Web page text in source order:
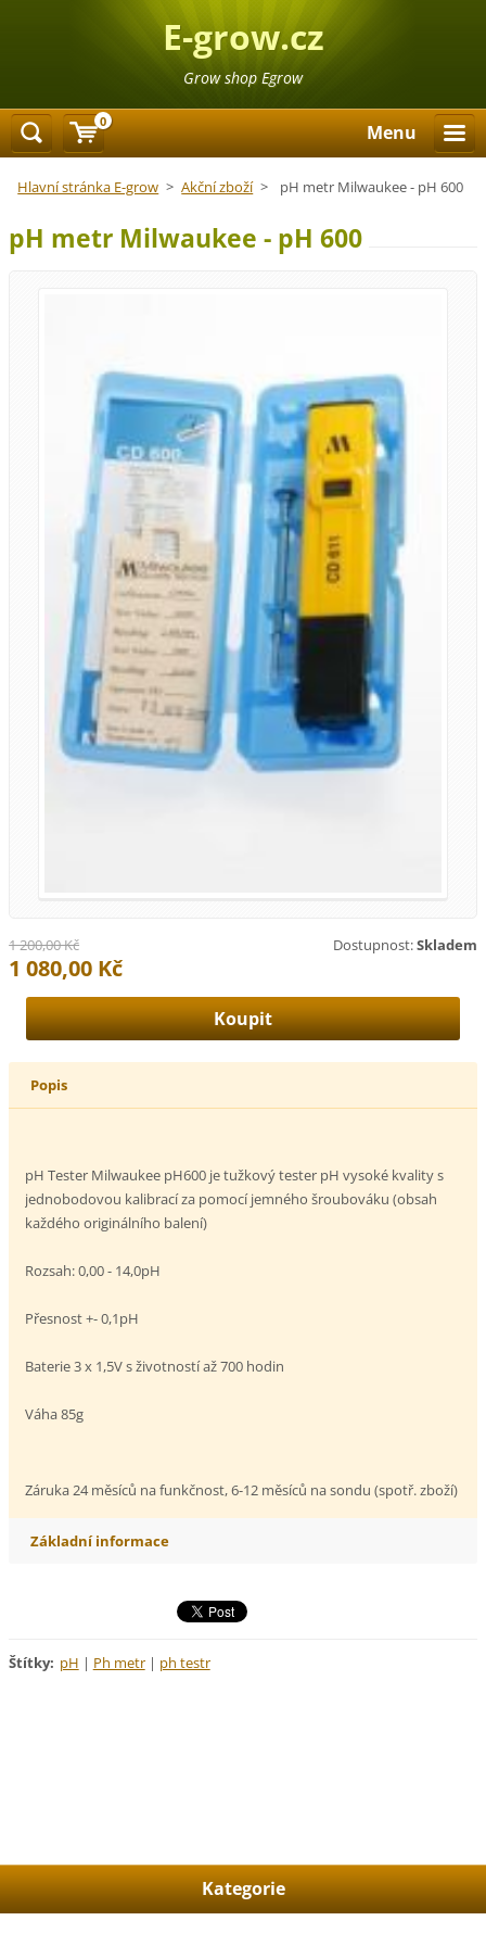
E-grow.cz
Grow shop Egrow
Menu
Hlavní stránka E-grow > Akční zboží > pH metr Milwaukee - pH 600
pH metr Milwaukee - pH 600
Dostupnost:Skladem
1 200,00 Kč
1 080,00 Kč
Popis
pH Tester Milwaukee pH600 je tužkový tester pH vysoké kvality s
jednobodovou kalibrací za pomocí jemného šroubováku (obsah
každého originálního balení)
Rozsah: 0,00 - 14,0pH
Přesnost +- 0,1pH
Baterie 3 x 1,5V s životností až 700 hodin
Váha 85g
Záruka 24 měsíců na funkčnost, 6-12 měsíců na sondu (spotř. zboží)
Základní informace
Štítky: pH | Ph metr | ph testr
Kategorie
0